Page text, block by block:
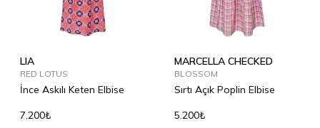
LIA
RED LOTUS
İnce Askılı Keten Elbise
7.200₺
MARCELLA CHECKED
BLOSSOM
Sırtı Açık Poplin Elbise
5.200₺